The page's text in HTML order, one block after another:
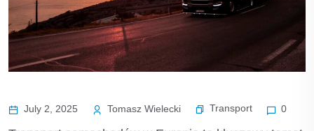
July 2, 2025 Tomasz Wielecki Transport 0